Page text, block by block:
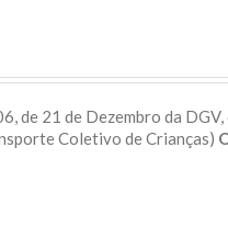
de 21 de Dezembro da DGV,
Coletivo de Crianças)